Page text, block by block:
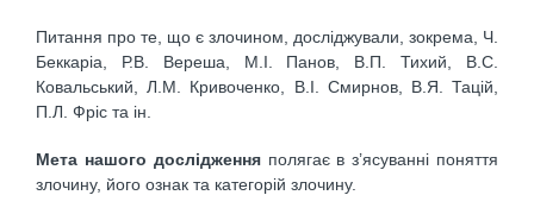
Питання про те, що є злочином, досліджували, зокрема, Ч.
Беккаріа, Р.В. Вереша, М.І. Панов, В.П. Тихий, В.С.
Ковальський, Л.М. Кривоченко, В.І. Смирнов, В.Я. Тацій,
П.Л. Фріс та ін.
Мета нашого дослідженняполягає в з’ясуванні поняття
злочину, його ознак та категорій злочину.